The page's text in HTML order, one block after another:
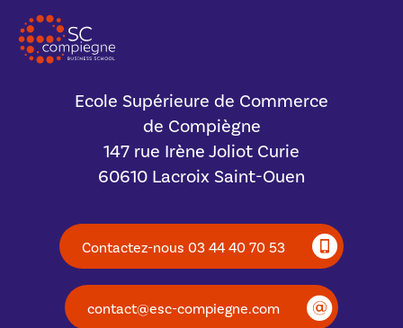
Ecole Supérieure de Commerce
de Compiègne
147 rue Irène Joliot Curie
60610 Lacroix Saint-Ouen
Contactez-nous 03 44 40 70 53
contact@esc-compiegne.com